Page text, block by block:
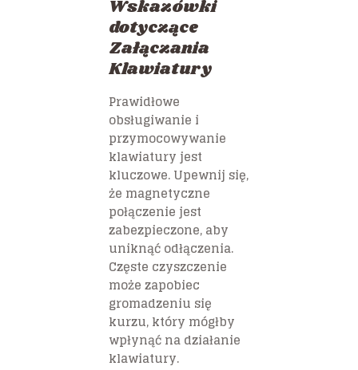
Wskazówki
dotyczące
Załączania
Klawiatury
Prawidłowe
obsługiwanie i
przymocowywanie
klawiatury jest
kluczowe. Upewnij się,
że magnetyczne
połączenie jest
zabezpieczone, aby
uniknąć odłączenia.
Częste czyszczenie
może zapobiec
gromadzeniu się
kurzu, który mógłby
wpłynąć na działanie
klawiatury.